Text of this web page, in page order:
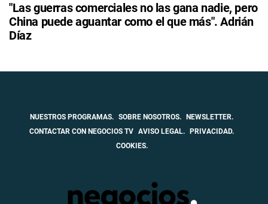
"Las guerras comerciales no las gana nadie, pero
China puede aguantar como el que más". Adrián
Díaz
NUESTROS PROGRAMAS. SOBRE NOSOTROS.
NEWSLETTER.
CONTACTAR CON NEGOCIOS TV AVISO LEGAL.
PRIVACIDAD.
COOKIES.